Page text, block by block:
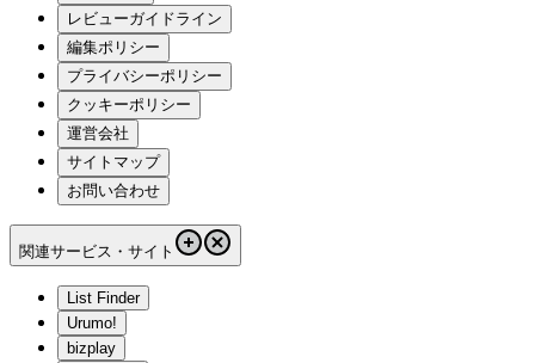
レビューガイドライン
編集ポリシー
プライバシーポリシー
クッキーポリシー
運営会社
サイトマップ
お問い合わせ
関連サービス・サイト
List Finder
Urumo!
bizplay